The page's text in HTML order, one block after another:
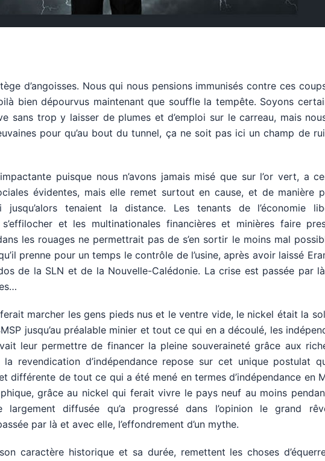
d’angoisses. Nous qui nous pensions immunisés contre ces
bien dépourvus maintenant que souffle la tempête. Soyons
sans trop y laisser de plumes et d’emploi sur le carreau, mais
pour qu’au bout du tunnel, ça ne soit pas ici un champ de
puisque nous n’avons jamais misé que sur l’or vert, a
évidentes, mais elle remet surtout en cause, et de manière
jusqu’alors tenaient la distance. Les tenants de l’économie
et les multinationales financières et minières faire
les rouages ne permettrait pas de s’en sortir le moins mal
prenne pour un temps le contrôle de l’usine, après avoir laissé
de la SLN et de la Nouvelle-Calédonie. La crise est passée par
marcher les gens pieds nus et le ventre vide, le nickel était la
jusqu’au préalable minier et tout ce qui en a découlé, les
leur permettre de financer la pleine souveraineté grâce aux
revendication d’indépendance repose sur cet unique postulat
différente de tout ce qui a été mené en termes d’indépendance en
grâce au nickel qui ferait vivre le pays neuf au moins
diffusée qu’a progressé dans l’opinion le grand
par là et avec elle, l’effondrement d’un mythe.
caractère historique et sa durée, remettent les choses